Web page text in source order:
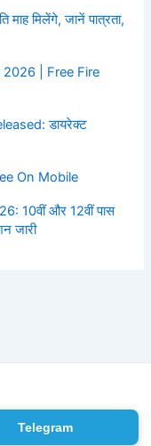
मिलेंगे, जानें पात्रता,
2026 | Free Fire
डायरेक्ट
On Mobile
10वीं और 12वीं पास
जारी
Telegram